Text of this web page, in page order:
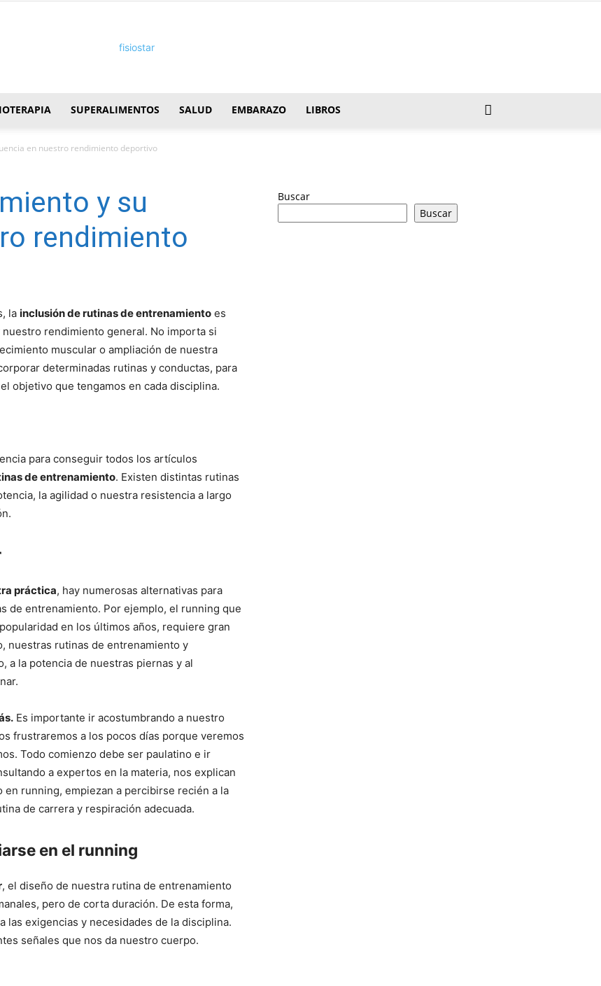
SUPERALIMENTOS SALUD EMBARAZO LIBROS
en nuestro rendimiento deportivo
y su
rendimiento
la inclusión de rutinas de entrenamiento es
rendimiento general. No importa si
muscular o ampliación de nuestra
determinadas rutinas y conductas, para
objetivo que tengamos en cada disciplina.
para conseguir todos los artículos
de entrenamiento. Existen distintas rutinas
la agilidad o nuestra resistencia a largo
práctica, hay numerosas alternativas para
de entrenamiento. Por ejemplo, el running que
en los últimos años, requiere gran
nuestras rutinas de entrenamiento y
a la potencia de nuestras piernas y al
Es importante ir acostumbrando a nuestro
frustraremos a los pocos días porque veremos
Todo comienzo debe ser paulatino e ir
a expertos en la materia, nos explican
running, empiezan a percibirse recién a la
de carrera y respiración adecuada.
en el running
, el diseño de nuestra rutina de entrenamiento
pero de corta duración. De esta forma,
las exigencias y necesidades de la disciplina.
señales que nos da nuestro cuerpo.
Buscar
Buscar